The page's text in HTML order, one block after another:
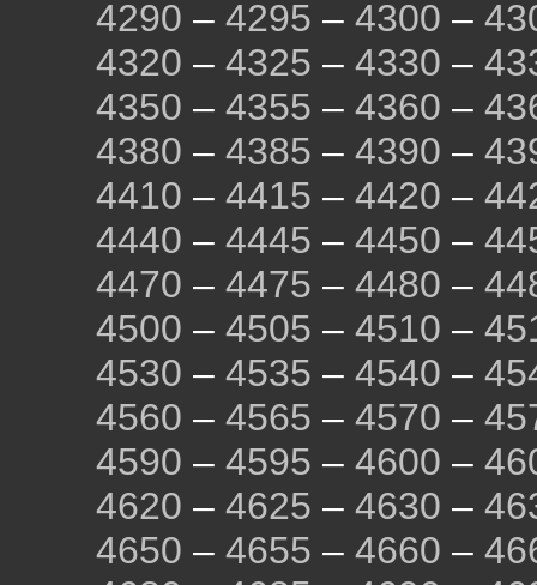
4290 – 4295 – 4300 –
4320 – 4325 – 4330 –
4350 – 4355 – 4360 –
4380 – 4385 – 4390 –
4410 – 4415 – 4420 –
4440 – 4445 – 4450 –
4470 – 4475 – 4480 –
4500 – 4505 – 4510 –
4530 – 4535 – 4540 –
4560 – 4565 – 4570 –
4590 – 4595 – 4600 –
4620 – 4625 – 4630 –
4650 – 4655 – 4660 –